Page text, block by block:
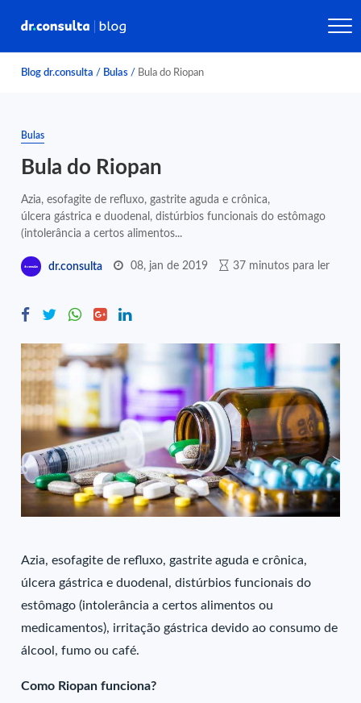
Blog dr.consulta / Bulas / Bula do Riopan
Bulas
Bula do Riopan
Azia, esofagite de refluxo, gastrite aguda e crônica,
úlcera gástrica e duodenal, distúrbios funcionais do estômago
(intolerância a certos alimentos...
dr.consulta 08, jan de 2019 37 minutos para ler
Azia, esofagite de refluxo, gastrite aguda e crônica,
úlcera gástrica e duodenal, distúrbios funcionais do
estômago (intolerância a certos alimentos ou
medicamentos), irritação gástrica devido ao consumo de
álcool, fumo ou café.
Como Riopan funciona?